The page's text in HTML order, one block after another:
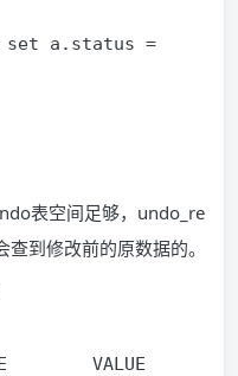
a set a.status =
表空间足够，undo_re
到修改前的原数据的。
VALUE